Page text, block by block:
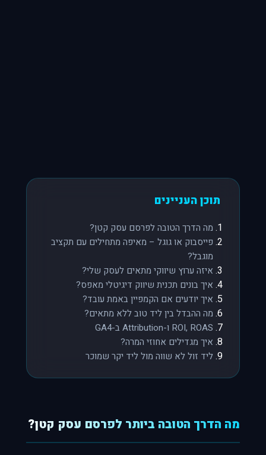
תוכן העניינים
מה הדרך הטובה לפרסם עסק קטן?
פייסבוק או גוגל – מאיפה מתחילים עם תקציב
מוגבל?
איזה ערוץ שיווקי מתאים לעסק שלי?
איך בונים תכנית שיווק דיגיטלי מאפס?
איך יודעים אם הקמפיין באמת עובד?
מה ההבדל בין ליד טוב ללא מתאים?
ROI, ROAS ו-Attribution ב-GA4
איך מגדילים אחוזי המרה?
ליד זול לא שווה מול ליד יקר שמוכר
מה הדרך הטובה ביותר לפרסם עסק קטן?